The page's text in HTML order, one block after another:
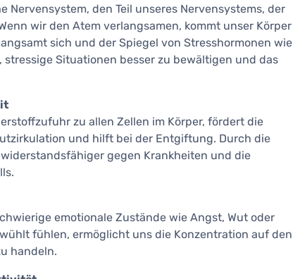
den Teil unseres Nervensystems, der
wir den Atem verlangsamen, kommt unser Körper
sich und der Spiegel von Stresshormonen wie
Situationen besser zu bewältigen und das
zu allen Zellen im Körper, fördert die
und hilft bei der Entgiftung. Durch die
gegen Krankheiten und die
emotionale Zustände wie Angst, Wut oder
fühlen, ermöglicht uns die Konzentration auf den
handeln.